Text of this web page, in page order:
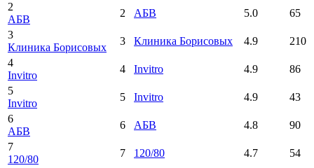
2
АБВ
2 АБВ 5.0
65
3
Клиника Борисовых
3 Клиника Борисовых 4.9
210
4
Invitro
4 Invitro 4.9
86
5
Invitro
5 Invitro 4.9
43
6
АБВ
6 АБВ 4.8
90
7
120/80
7 120/80 4.7
54